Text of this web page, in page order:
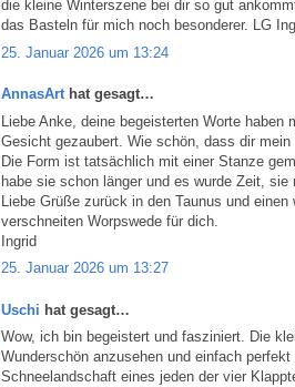
die kleine Winterszene bei dir so gut
das Basteln für mich noch besonderer. LG
25. Januar 2026 um 13:24
AnnasArthat gesagt…
Liebe Anke, deine begeisterten Worte
Gesicht gezaubert. Wie schön, dass dir
Die Form ist tatsächlich mit einer Stanze
habe sie schon länger und es wurde Zeit, sie
Liebe Grüße zurück in den Taunus und
verschneiten Worpswede für dich.
Ingrid
25. Januar 2026 um 13:27
Uschi hat gesagt…
Wow, ich bin begeistert und fasziniert. Die
Wunderschön anzusehen und einfach
Schneelandschaft eines jeden der vier